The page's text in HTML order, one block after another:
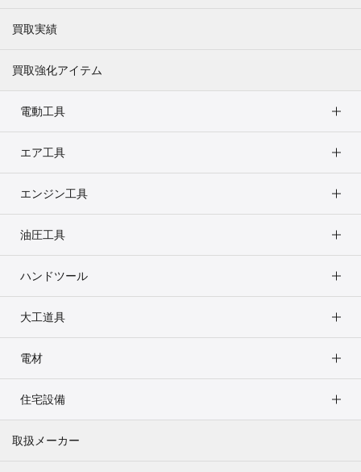
買取実績
買取強化アイテム
電動工具
エア工具
エンジン工具
油圧工具
ハンドツール
大工道具
電材
住宅設備
取扱メーカー